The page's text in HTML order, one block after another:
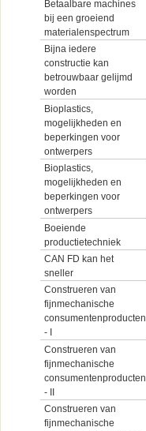
Betaalbare machines
bij een groeiend
materialenspectrum
Bijna iedere
constructie kan
betrouwbaar gelijmd
worden
Bioplastics,
mogelijkheden en
beperkingen voor
ontwerpers
Bioplastics,
mogelijkheden en
beperkingen voor
ontwerpers
Boeiende
productietechniek
CAN FD kan het
sneller
Construeren van
fijnmechanische
consumentenproducten
- I
Construeren van
fijnmechanische
consumentenproducten
- II
Construeren van
fijnmechanische